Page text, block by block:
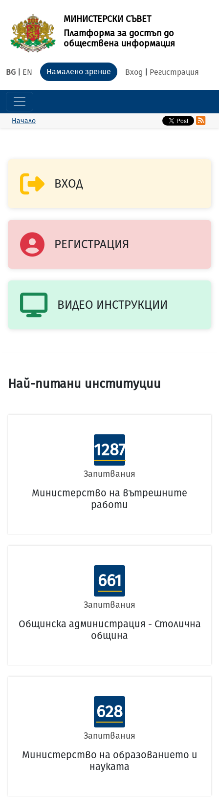
МИНИСТЕРСКИ СЪВЕТ
Платформа за достъп до
обществена информация
BG EN Вход Регистрация
Намалено зрение
Начало
ВХОД
РЕГИСТРАЦИЯ
ВИДЕО ИНСТРУКЦИИ
Най-питани институции
1287
Запитвания
Министерство на вътрешните
работи
661
Запитвания
Общинска администрация - Столична
община
628
Запитвания
Министерство на образованието и
науката